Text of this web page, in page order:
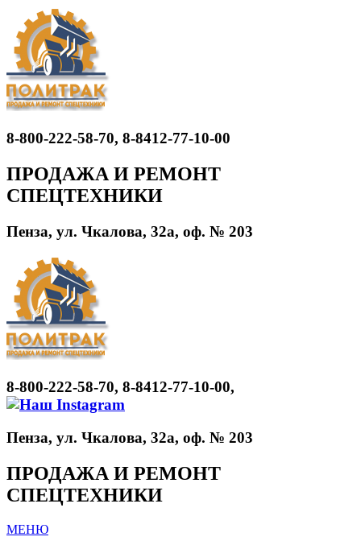
8-800-222-58-70, 8-8412-77-10-00
ПРОДАЖА И РЕМОНТ
СПЕЦТЕХНИКИ
Пенза, ул. Чкалова, 32а, оф. № 203
8-800-222-58-70, 8-8412-77-10-00,
Пенза, ул. Чкалова, 32а, оф. № 203
ПРОДАЖА И РЕМОНТ
СПЕЦТЕХНИКИ
МЕНЮ